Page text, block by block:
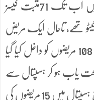
کی ٹیسٹ کےنمونے لئے گئے جن میں اب تک 71مثبت کیسز
نیگیٹو تھے، تاحال ایک مریض
کا نتیجہ آنا باقی ہے، ہسپتال میں ابتک 108 مریضوں کو داخل کیا گیا
سے صحت یاب ہو کر ہسپتال سے
فارغ کر دیے گئے-,رپورٹ کے مطابق ہسپتال میں 15 مریضوں کی